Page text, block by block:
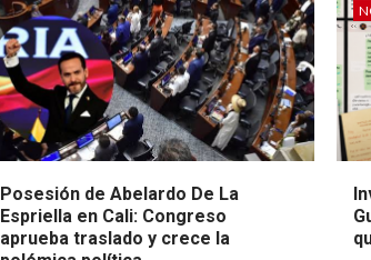
Posesión de Abelardo De La
Espriella en Cali: Congreso
aprueba traslado y crece la